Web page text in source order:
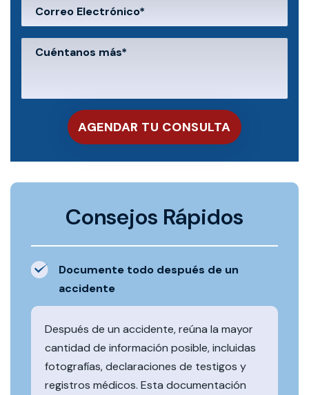
Consejos Rápidos
Documente todo después de un
accidente
Después de un accidente, reúna la mayor
cantidad de información posible, incluidas
fotografías, declaraciones de testigos y
registros médicos. Esta documentación